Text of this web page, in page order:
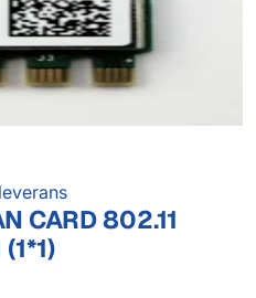
CARD 802.11